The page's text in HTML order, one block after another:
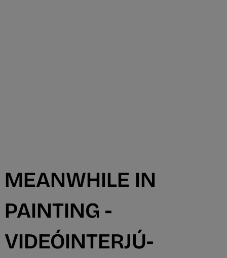
MEANWHILE IN
PAINTING -
VIDEÓINTERJÚ-